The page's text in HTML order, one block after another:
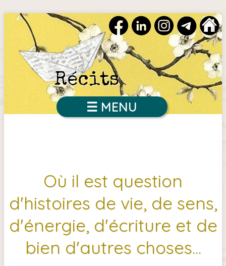
Récits
☰ MENU
Où il est question
d'histoires de vie, de sens,
d'énergie, d'écriture et de
bien d'autres choses...